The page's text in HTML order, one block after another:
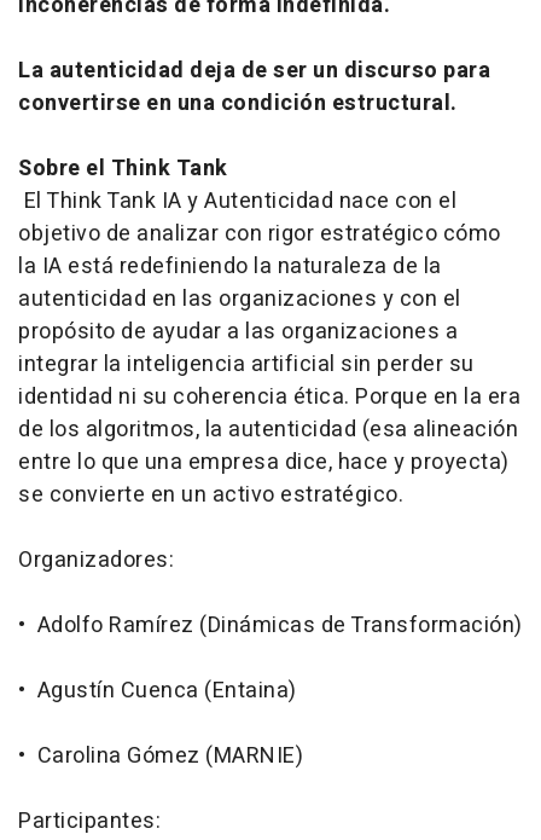
La autenticidad deja de ser un discurso para
convertirse en una condición estructural.
Sobre el Think Tank
El Think Tank IA y Autenticidad nace con el
objetivo de analizar con rigor estratégico cómo
la IA está redefiniendo la naturaleza de la
autenticidad en las organizaciones y con el
propósito de ayudar a las organizaciones a
integrar la inteligencia artificial sin perder su
identidad ni su coherencia ética. Porque en la era
de los algoritmos, la autenticidad (esa alineación
entre lo que una empresa dice, hace y proyecta)
se convierte en un activo estratégico.
Organizadores:
• Adolfo Ramírez (Dinámicas de Transformación)
• Agustín Cuenca (Entaina)
• Carolina Gómez (MARNIE)
Participantes: